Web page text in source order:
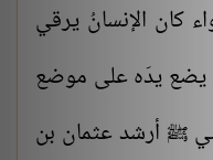
كان الإنسانُ يرقي
يضع يدَه على موضع
ﷺ أرشد عثمان بن